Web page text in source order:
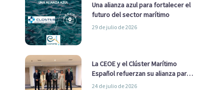
Una alianza azul para fortalecer el
futuro del sector marítimo
29 de julio de 2026
La CEOE y el Clúster Marítimo
Español refuerzan su alianza para
impulsar una estrategia Nacional
24 de julio de 2026